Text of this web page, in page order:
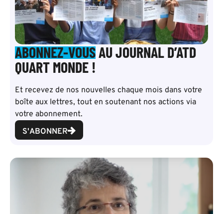
ABONNEZ-VOUSAU JOURNAL D’ATD
QUART MONDE !
Et recevez de nos nouvelles chaque mois dans votre
boîte aux lettres, tout en soutenant nos actions via
votre abonnement.
S'ABONNER